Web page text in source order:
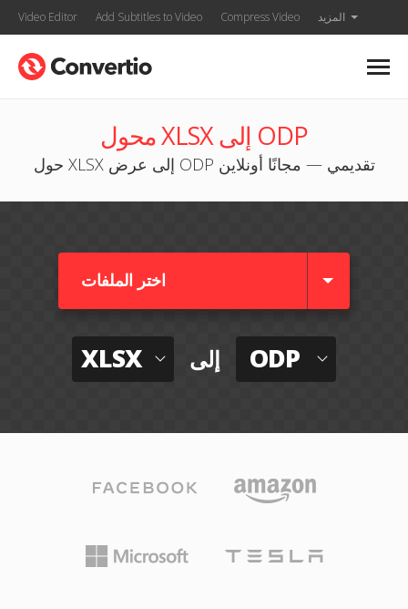
Video Editor Add Subtitles to Video Compress Video المزيد
محول XLSX إلى ODP
حول XLSX إلى عرض ODP تقديمي — مجانًا أونلاين
اختر الملفات
XLSX إلى ODP